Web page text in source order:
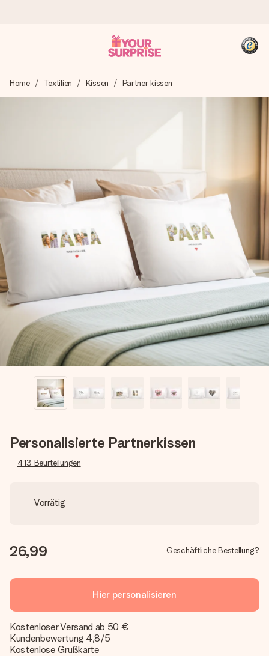
Wir bereiten dein Geschenk sorgfältig vor und schicken es
blitzschnell – damit du es genau zum richtigen Zeitpunkt
Unsere Geschenke begeistern. Kunden bewerten uns mit
4,8 bei Google Reviews (Gesamtergebnis aller Länder, in
die wir versenden).
+49 39292 929695
Montag - Freitag : 8:30 - 17:00 Uhr
Samstag - Sonntag : 8:30 - 13:00 Uhr
Home Textilien Kissen Partner kissen
Personalisierte Partnerkissen
413 Beurteilungen
Vorrätig
26,99 Geschäftliche Bestellung?
Hier personalisieren
Kostenloser Versand ab 50 €
Kundenbewertung 4,8/5
Kostenlose Grußkarte